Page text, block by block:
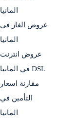
المانيا
عروض الغاز في
المانيا
عروض انترنت
DSL في المانيا
مقارنة اسعار
التأمين في
المانيا